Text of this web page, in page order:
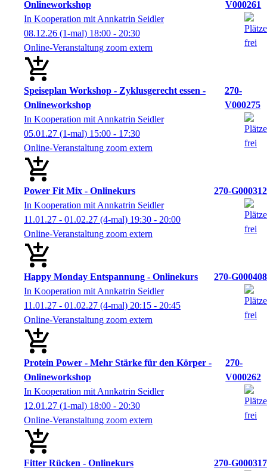
Onlineworkshop
V000261
In Kooperation mit Annkatrin Seidler
08.12.26 (1-mal) 18:00 - 20:30
Online-Veranstaltung zoom extern
Speiseplan Workshop - Zyklusgerecht essen -
Onlineworkshop
270-
V000275
In Kooperation mit Annkatrin Seidler
05.01.27 (1-mal) 15:00 - 17:30
Online-Veranstaltung zoom extern
Power Fit Mix - Onlinekurs
270-G000312
In Kooperation mit Annkatrin Seidler
11.01.27 - 01.02.27 (4-mal) 19:30 - 20:00
Online-Veranstaltung zoom extern
Happy Monday Entspannung - Onlinekurs
270-G000408
In Kooperation mit Annkatrin Seidler
11.01.27 - 01.02.27 (4-mal) 20:15 - 20:45
Online-Veranstaltung zoom extern
Protein Power - Mehr Stärke für den Körper -
Onlineworkshop
270-
V000262
In Kooperation mit Annkatrin Seidler
12.01.27 (1-mal) 18:00 - 20:30
Online-Veranstaltung zoom extern
Fitter Rücken - Onlinekurs
270-G000317